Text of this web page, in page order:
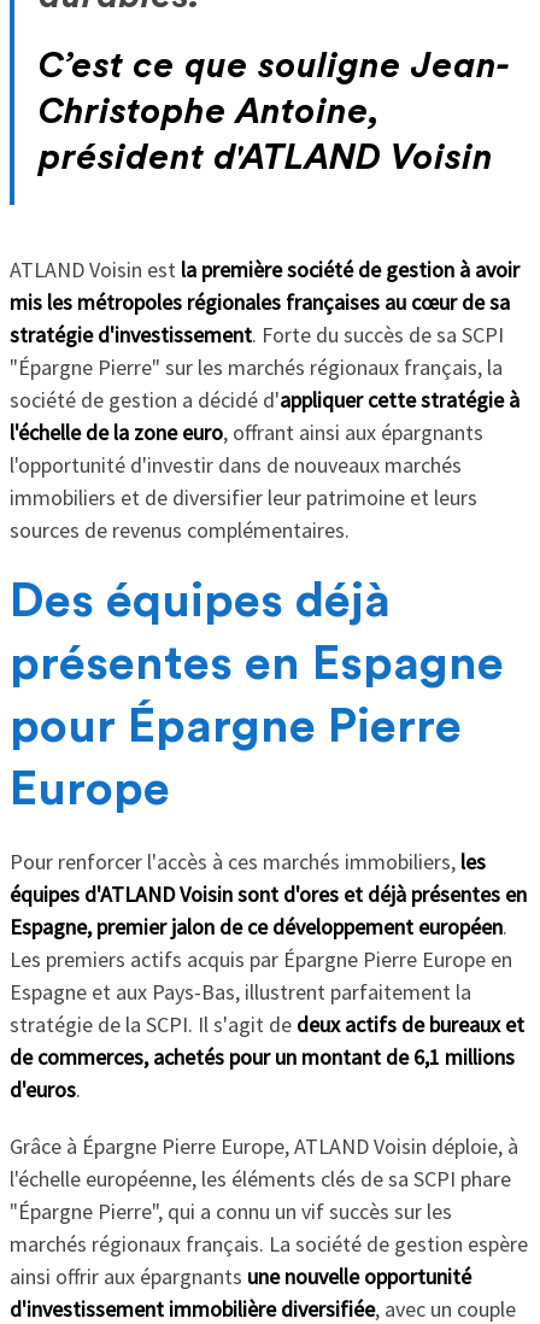
C’est ce que souligne Jean-
Christophe Antoine,
président d'ATLAND Voisin
ATLAND Voisin est la première société de gestion à avoir
mis les métropoles régionales françaises au cœur de sa
stratégie d'investissement. Forte du succès de sa SCPI
"Épargne Pierre" sur les marchés régionaux français, la
société de gestion a décidé d'appliquer cette stratégie à
l'échelle de la zone euro, offrant ainsi aux épargnants
l'opportunité d'investir dans de nouveaux marchés
immobiliers et de diversifier leur patrimoine et leurs
sources de revenus complémentaires.
Des équipes déjà
présentes en Espagne
pour Épargne Pierre
Europe
Pour renforcer l'accès à ces marchés immobiliers, les
équipes d'ATLAND Voisin sont d'ores et déjà présentes en
Espagne, premier jalon de ce développement européen.
Les premiers actifs acquis par Épargne Pierre Europe en
Espagne et aux Pays-Bas, illustrent parfaitement la
stratégie de la SCPI. Il s'agit de deux actifs de bureaux et
de commerces, achetés pour un montant de 6,1 millions
d'euros.
Grâce à Épargne Pierre Europe, ATLAND Voisin déploie, à
l'échelle européenne, les éléments clés de sa SCPI phare
"Épargne Pierre", qui a connu un vif succès sur les
marchés régionaux français. La société de gestion espère
ainsi offrir aux épargnants une nouvelle opportunité
d'investissement immobilière diversifiée, avec un couple